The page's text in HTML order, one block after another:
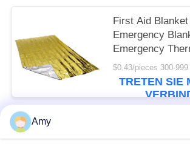
First Aid
Emergency
Emergency
$0.43/pieces 300-
TRETEN SIE
Beliebte Kategorien
Amy